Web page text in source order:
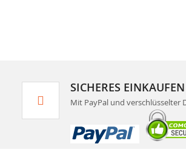
SICHERES EINKAUFEN
Mit PayPal und verschlüsselter